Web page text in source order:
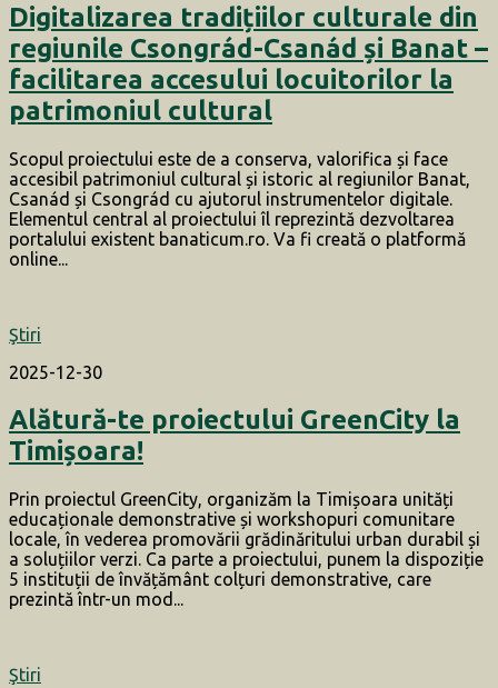
Digitalizarea tradițiilor culturale din
regiunile Csongrád-Csanád și Banat –
facilitarea accesului locuitorilor la
patrimoniul cultural
Scopul proiectului este de a conserva, valorifica și face
accesibil patrimoniul cultural și istoric al regiunilor Banat,
Csanád și Csongrád cu ajutorul instrumentelor digitale.
Elementul central al proiectului îl reprezintă dezvoltarea
portalului existent banaticum.ro. Va fi creată o platformă
online...
Ştiri
2025-12-30
Alătură-te proiectului GreenCity la
Timișoara!
Prin proiectul GreenCity, organizăm la Timișoara unități
educaționale demonstrative și workshopuri comunitare
locale, în vederea promovării grădinăritului urban durabil și
a soluțiilor verzi. Ca parte a proiectului, punem la dispoziție
5 instituții de învățământ colțuri demonstrative, care
prezintă într-un mod...
Ştiri